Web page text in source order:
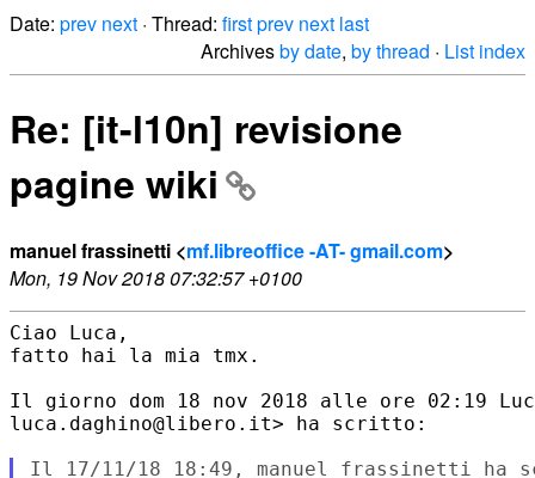
Date: prev next · Thread: firstprev next last
Archivesby date, by thread · List index
Re: [it-l10n] revisione
pagine wiki
manuel frassinetti <mf.libreoffice -AT- gmail.com>
Mon, 19 Nov 2018 07:32:57 +0100
Ciao Luca,
fatto hai la mia tmx.
Il giorno dom 18 nov 2018 alle ore 02:19
luca.daghino@libero.it> ha scritto: